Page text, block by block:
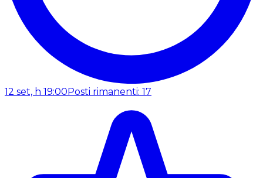
12 set, h 19:00 Posti rimanenti: 17